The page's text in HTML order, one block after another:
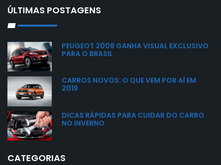
ÚLTIMAS POSTAGENS
PEUGEOT 2008 GANHA VISUAL EXCLUSIVO
PARA O BRASIL
CARROS NOVOS: O QUE VEM POR AÍ EM
2019
DICAS RÁPIDAS PARA CUIDAR DO CARRO
NO INVERNO
CATEGORIAS